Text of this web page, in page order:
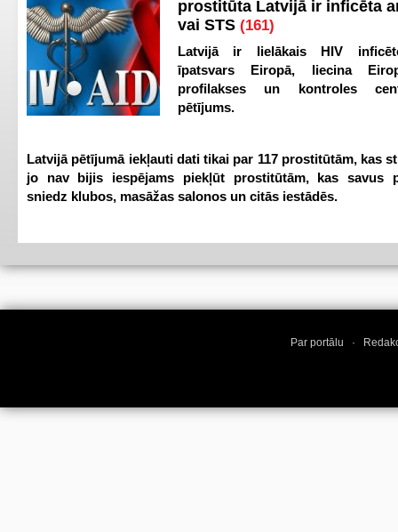
prostitūta Latvijā ir inficēta
vai STS (161)
Latvijā ir lielākais HIV
īpatsvars Eiropā, liecina
profilakses un kontroles
pētījums.
Latvijā pētījumā iekļauti dati tikai par 117 prostitūtām, kas
jo nav bijis iespējams piekļūt prostitūtām, kas savus
sniedz klubos, masāžas salonos un citās iestādēs.
Par portālu ·